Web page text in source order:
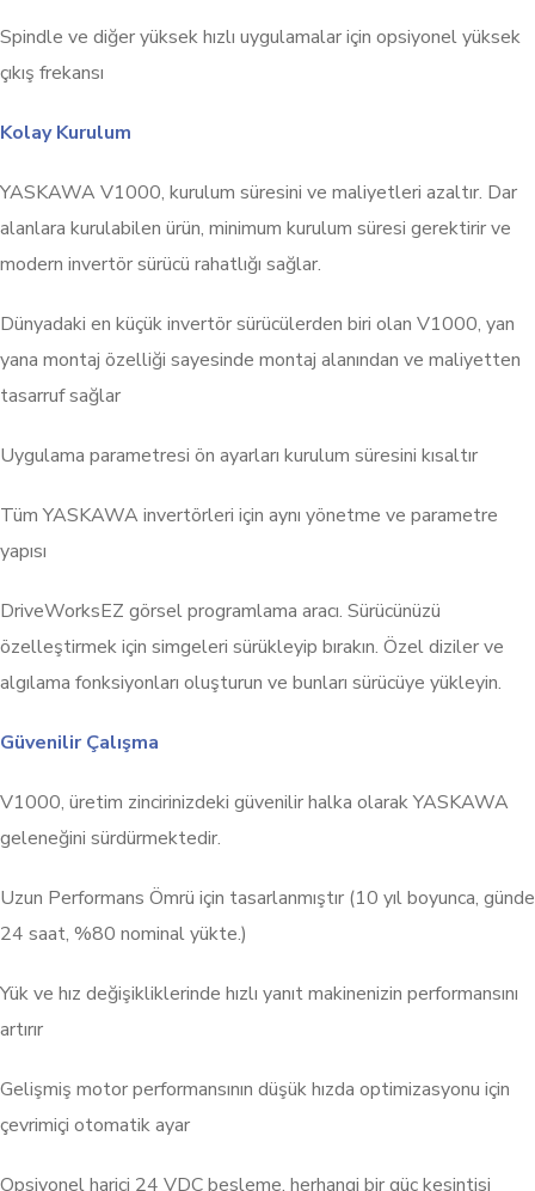
Spindle ve diğer yüksek hızlı uygulamalar için opsiyonel yüksek
çıkış frekansı
Kolay Kurulum
YASKAWA V1000, kurulum süresini ve maliyetleri azaltır. Dar
alanlara kurulabilen ürün, minimum kurulum süresi gerektirir ve
modern invertör sürücü rahatlığı sağlar.
Dünyadaki en küçük invertör sürücülerden biri olan V1000, yan
yana montaj özelliği sayesinde montaj alanından ve maliyetten
tasarruf sağlar
Uygulama parametresi ön ayarları kurulum süresini kısaltır
Tüm YASKAWA invertörleri için aynı yönetme ve parametre
yapısı
DriveWorksEZ görsel programlama aracı. Sürücünüzü
özelleştirmek için simgeleri sürükleyip bırakın. Özel diziler ve
algılama fonksiyonları oluşturun ve bunları sürücüye yükleyin.
Güvenilir Çalışma
V1000, üretim zincirinizdeki güvenilir halka olarak YASKAWA
geleneğini sürdürmektedir.
Uzun Performans Ömrü için tasarlanmıştır (10 yıl boyunca, günde
24 saat, %80 nominal yükte.)
Yük ve hız değişikliklerinde hızlı yanıt makinenizin performansını
artırır
Gelişmiş motor performansının düşük hızda optimizasyonu için
çevrimiçi otomatik ayar
Opsiyonel harici 24 VDC besleme, herhangi bir güç kesintisi